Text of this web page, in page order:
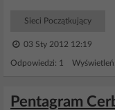
Sieci Początkujący
03 Sty 2012 12:19
Odpowiedzi: 1
Pentagram